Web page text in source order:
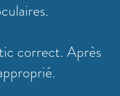
correct. Après